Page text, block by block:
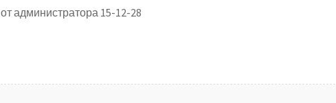
от администратора 15-12-28